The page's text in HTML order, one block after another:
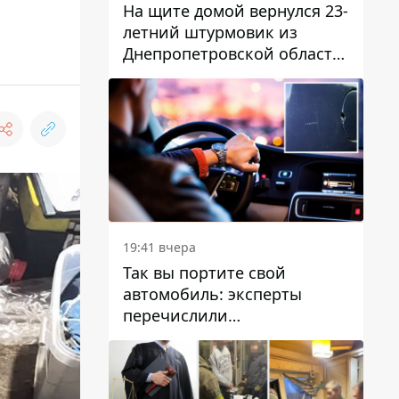
На щите домой вернулся 23-
летний штурмовик из
Днепропетровской области
Богдан Бескровный
19:41 вчера
Так вы портите свой
автомобиль: эксперты
перечислили
распространенные
привычки водителей,
которые на самом деле